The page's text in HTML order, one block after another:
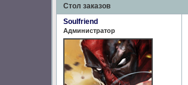
Стол заказов
Soulfriend
Администратор